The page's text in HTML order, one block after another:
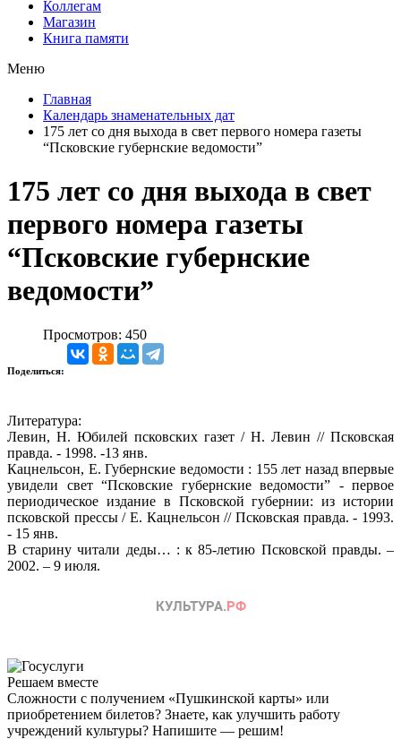
Коллегам
Магазин
Книга памяти
Меню
Главная
Календарь знаменательных дат
175 лет со дня выхода в свет первого номера газеты
“Псковские губернские ведомости”
175 лет со дня выхода в свет
первого номера газеты
“Псковские губернские
ведомости”
Просмотров: 450
Поделиться:
Литература:
Левин, Н. Юбилей псковских газет / Н. Левин // Псковская
правда. - 1998. -13 янв.
Кацнельсон, Е. Губернские ведомости : 155 лет назад впервые
увидели свет “Псковские губернские ведомости” - первое
периодическое издание в Псковской губернии: из истории
псковской прессы / Е. Кацнельсон // Псковская правда. - 1993.
- 15 янв.
В старину читали деды… : к 85-летию Псковской правды. –
2002. – 9 июля.
Решаем вместе
Сложности с получением «Пушкинской карты» или
приобретением билетов? Знаете, как улучшить работу
учреждений культуры? Напишите — решим!